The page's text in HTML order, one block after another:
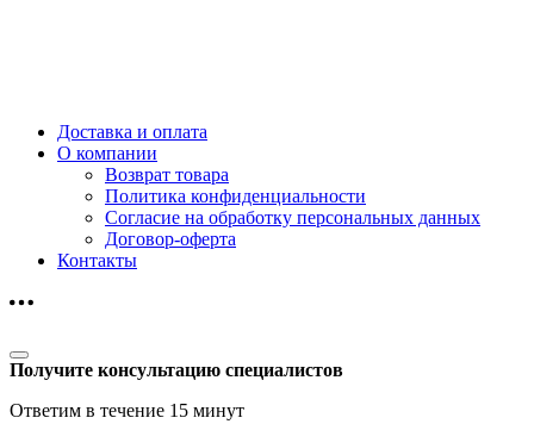
Доставка и оплата
О компании
Возврат товара
Политика конфиденциальности
Согласие на обработку персональных данных
Договор-оферта
Контакты
Получите консультацию специалистов
Ответим в течение 15 минут